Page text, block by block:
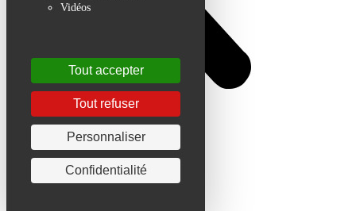
Vidéos
Tout accepter
Tout refuser
Personnaliser
Confidentialité